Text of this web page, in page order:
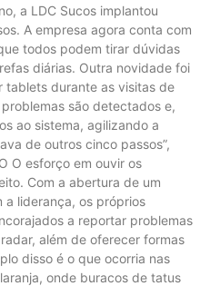
a LDC Sucos implantou
A empresa agora conta com
todos podem tirar dúvidas
diárias. Outra novidade foi
durante as visitas de
são detectados e,
ao sistema, agilizando a
de outros cinco passos”,
O esforço em ouvir os
Com a abertura de um
a liderança, os próprios
a reportar problemas
além de oferecer formas
disso é o que ocorria nas
onde buracos de tatus